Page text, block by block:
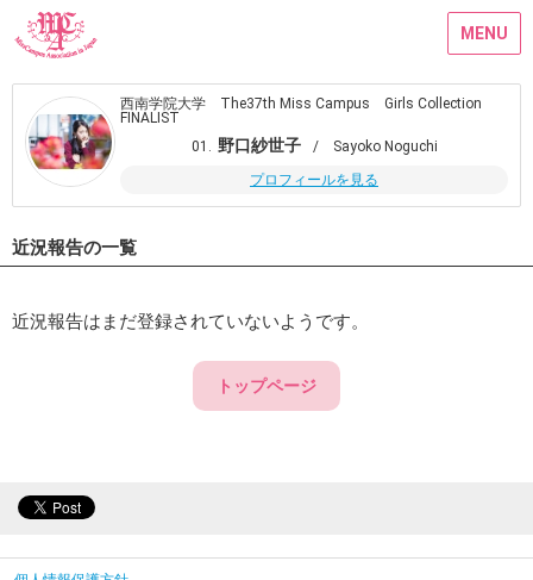
MENU
西南学院大学 The37th Miss Campus Girls Collection
FINALIST
01. 野口紗世子
/ Sayoko Noguchi
プロフィールを見る
近況報告の一覧
近況報告はまだ登録されていないようです。
トップページ